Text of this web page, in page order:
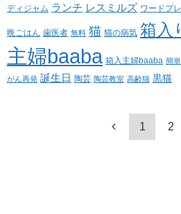
ディジャム ランチ レスミルズ ワードプ
晩ごはん 歯医者 無料 猫 猫の病気 箱入
主婦baaba 箱入主婦baaba 簡単
がん再発 誕生日 陶芸 陶芸教室 高齢猫 黒猫
1 2